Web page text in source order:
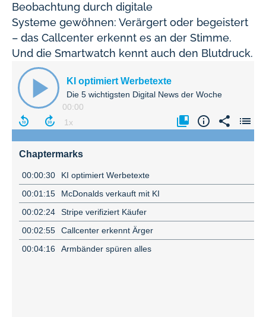
Beobachtung durch digitale
Systeme gewöhnen: Verärgert oder begeistert
– das Callcenter erkennt es an der Stimme.
Und die Smartwatch kennt auch den Blutdruck.